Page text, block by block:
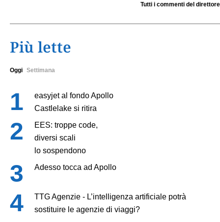
Tutti i commenti del direttore
Più lette
Oggi Settimana
easyjet al fondo Apollo
Castlelake si ritira
EES: troppe code,
diversi scali
lo sospendono
Adesso tocca ad Apollo
TTG Agenzie - L’intelligenza artificiale potrà
sostituire le agenzie di viaggi?